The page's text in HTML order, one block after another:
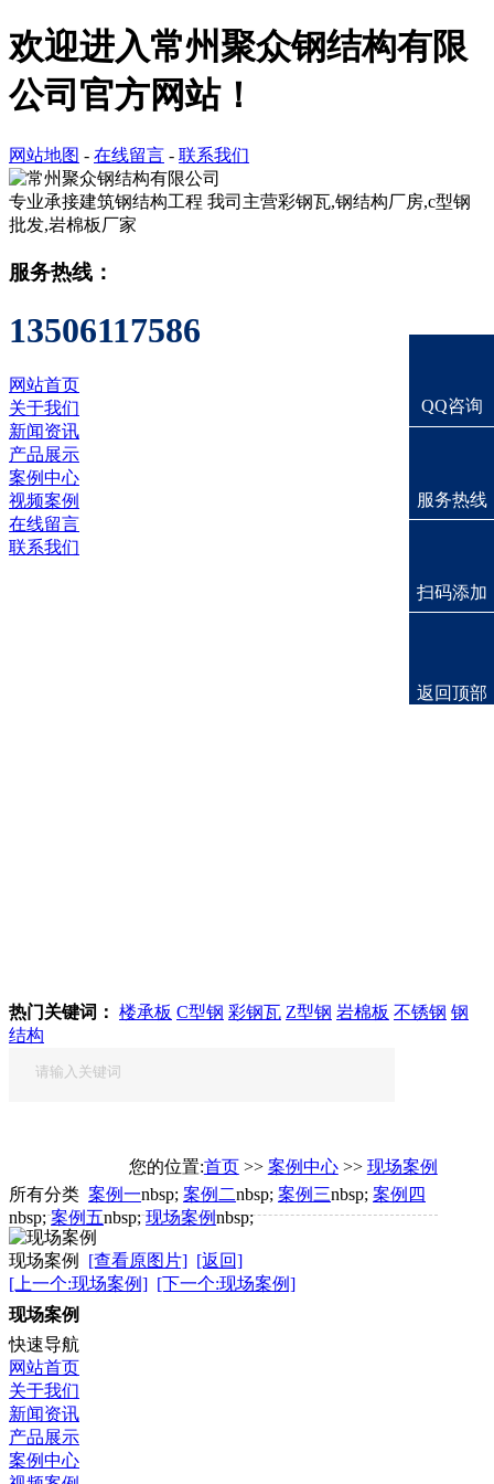
欢迎进入常州聚众钢结构有限
公司官方网站！
网站地图 - 在线留言 - 联系我们
专业承接建筑钢结构工程 我司主营彩钢瓦,钢结构厂房,c型钢
批发,岩棉板厂家
服务热线：
13506117586
网站首页
关于我们
新闻资讯
产品展示
案例中心
视频案例
在线留言
联系我们
热门关键词： 楼承板 C型钢 彩钢瓦 Z型钢 岩棉板 不锈钢 钢
结构
您的位置:首页 >> 案例中心>> 现场案例
所有分类 案例一nbsp; 案例二nbsp; 案例三nbsp; 案例四
nbsp;案例五nbsp;现场案例nbsp;
现场案例 [查看原图片]
[返回]
[上一个:现场案例]
[下一个:现场案例]
现场案例
快速导航
网站首页
关于我们
新闻资讯
产品展示
案例中心
QQ咨询
服务热线
扫码添加
返回顶部